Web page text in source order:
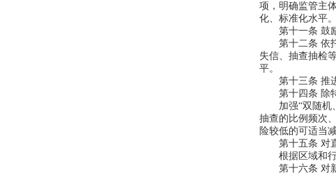
项，明确监管主
化、标准化水平。
第十一条 鼓励
第十二条 依托
失信、抽查抽检
平。
第十三条 推进
第十四条 除特
加强“双随机、
抽查的比例频次
险较低的可适当
第十五条 对直
根据区域和行
第十六条 对新